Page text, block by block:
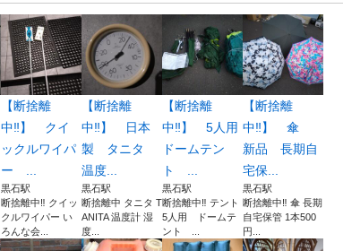
【断捨離
中‼️】 クイ
ックルワイパ
ー ...
黒石駅
断捨離中‼️ クイッ
クルワイパー い
ろんな会...
【断捨離
中‼️】 日本
製 タニタ
温度...
黒石駅
断捨離中 タニタ T
ANITA 温度計 湿
度...
【断捨離
中‼️】 5人用
ドームテン
ト ...
黒石駅
断捨離中‼️ テント
5人用 ドームテ
ント ...
【断捨離
中‼️】 傘
新品 長期自
宅保...
黒石駅
断捨離中‼️ 傘 長期
自宅保管 1本500
円...